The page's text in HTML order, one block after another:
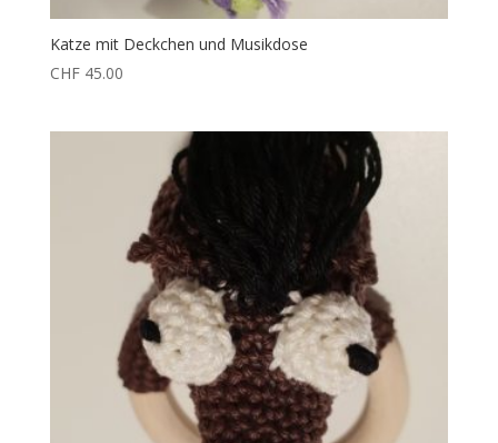
Katze mit Deckchen und Musikdose
CHF45.00